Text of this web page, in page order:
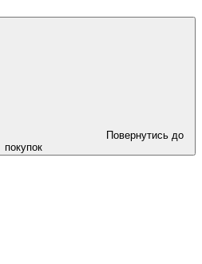
Повернутись до
покупок